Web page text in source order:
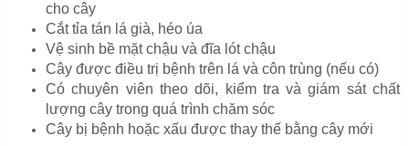
cho cây
Cắt tỉa tán lá già, héo úa
Vệ sinh bề mặt chậu và đĩa lót chậu
Cây được điều trị bệnh trên lá và côn trùng (nếu có)
Có chuyên viên theo dõi, kiểm tra và giám sát chất
lượng cây trong quá trình chăm sóc
Cây bị bệnh hoặc xấu được thay thế bằng cây mới